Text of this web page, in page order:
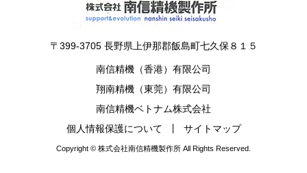
〒399-3705 長野県上伊那郡飯島町七久保８１５
南信精機（香港）有限公司
翔南精機（東莞）有限公司
南信精機ベトナム株式会社
個人情報保護について
サイトマップ
Copyright © 株式会社南信精機製作所 All Rights Reserved.